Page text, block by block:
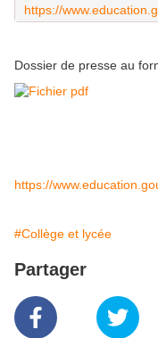
Dossier de presse au
https://
#Collège et lycée
Partager